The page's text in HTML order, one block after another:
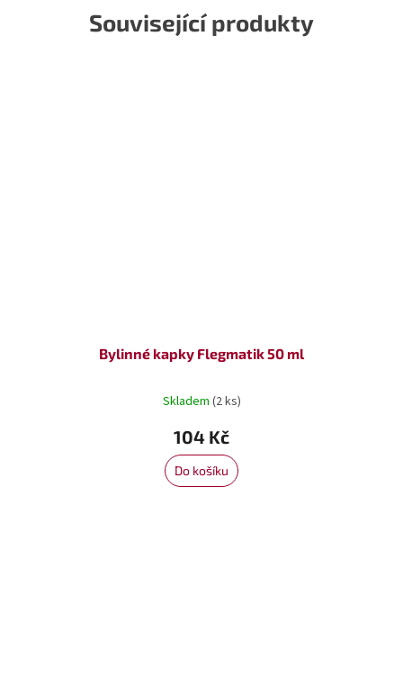
Související produkty
Bylinné kapky Flegmatik 50 ml
Skladem (2 ks)
104 Kč
Do košíku